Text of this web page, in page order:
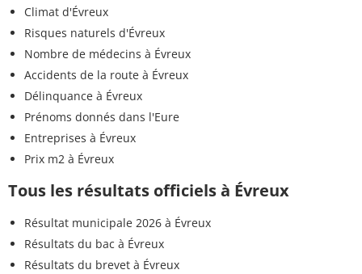
Climat d'Évreux
Risques naturels d'Évreux
Nombre de médecins à Évreux
Accidents de la route à Évreux
Délinquance à Évreux
Prénoms donnés dans l'Eure
Entreprises à Évreux
Prix m2 à Évreux
Tous les résultats officiels à Évreux
Résultat municipale 2026 à Évreux
Résultats du bac à Évreux
Résultats du brevet à Évreux